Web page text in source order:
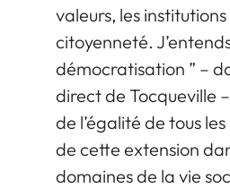
valeurs, les
citoyenneté.
démocratisation ” –
direct de Tocqueville
de l’égalité de tous
de cette extension
domaines de la vie